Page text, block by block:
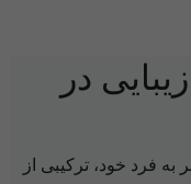
در
فرد خود، ترکیبی از